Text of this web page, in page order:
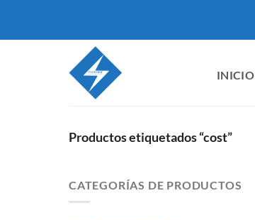
contenido
INICIO
Productos etiquetados “cost”
CATEGORÍAS DE PRODUCTOS